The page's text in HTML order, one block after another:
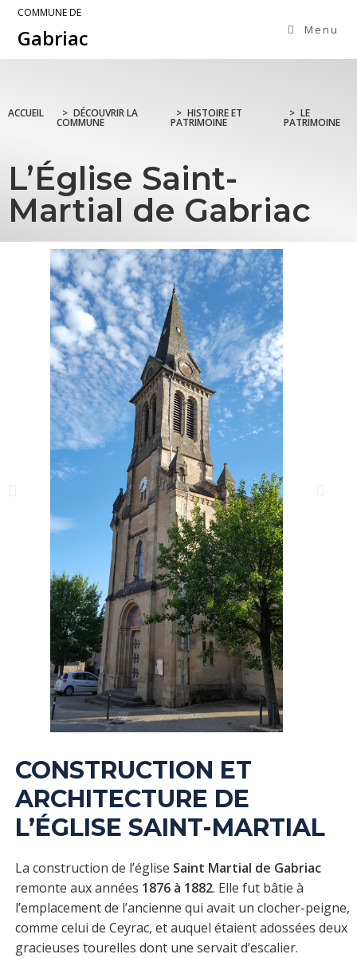
COMMUNE DE
Gabriac Menu
ACCUEIL > DÉCOUVRIR LA
COMMUNE
> HISTOIRE ET
PATRIMOINE
> LE
PATRIMOINE
L’Église Saint-
Martial de Gabriac
CONSTRUCTION ET
ARCHITECTURE DE
L’ÉGLISE SAINT-MARTIAL
La construction de l’église Saint Martial de Gabriac
remonte aux années 1876 à 1882. Elle fut bâtie à
l’emplacement de l’ancienne qui avait un clocher-peigne,
comme celui de Ceyrac, et auquel étaient adossées deux
gracieuses tourelles dont une servait d’escalier.